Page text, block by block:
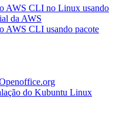
AWS CLI no Linux usando
da AWS
AWS CLI usando pacote
do Kubuntu Linux